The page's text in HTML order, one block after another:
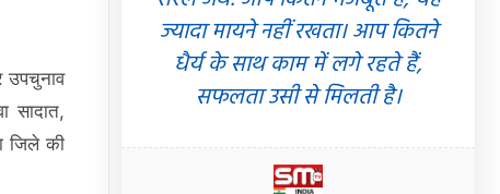
उपचुनाव
सादात,
जिले की
ज्यादा मायने नहीं रखता। आप कितने
धैर्य के साथ काम में लगे रहते हैं,
सफलता उसी से मिलती है।